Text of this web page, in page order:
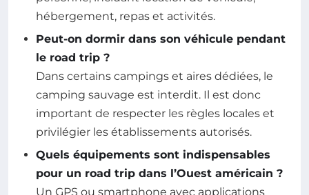
hébergement, repas et activités.
Peut-on dormir dans son véhicule pendant
le road trip ?
Dans certains campings et aires dédiées, le
camping sauvage est interdit. Il est donc
important de respecter les règles locales et
privilégier les établissements autorisés.
Quels équipements sont indispensables
pour un road trip dans l’Ouest américain ?
Un GPS ou smartphone avec applications